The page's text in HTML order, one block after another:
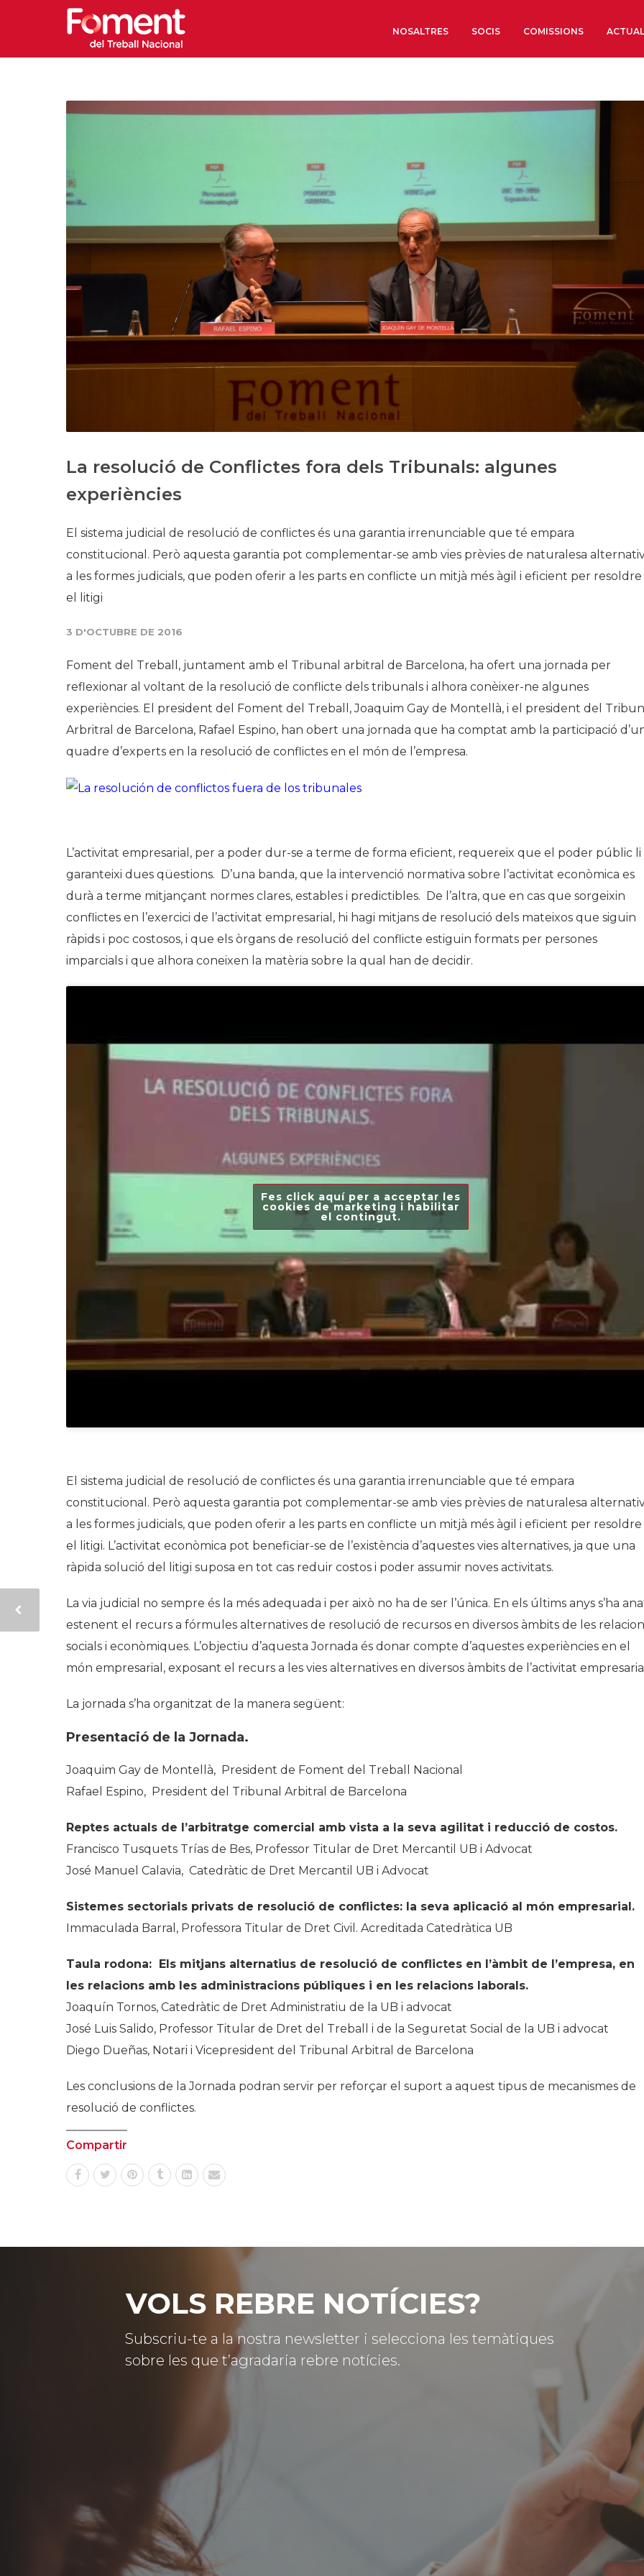
NOSALTRES
Institut d’Estudis
Econòmics i Socials
Organitzacions
Coneix més
Història
Galeria de Presidents
SOCIS COMISSIONS
La resolució de Conflictes fora dels Tribunals: algunes
experiències
​El sistema judicial de resolució de conflictes és una garantia irrenunciable que té empara
constitucional. Però aquesta garantia pot complementar-se amb vies prèvies de naturalesa
a les formes judicials, que poden oferir a les parts en conflicte un mitjà més àgil i eficient per resoldre
el litigi
3 D'OCTUBRE DE 2016
Foment del Treball, juntament amb el Tribunal arbitral de Barcelona, ha ofert una jornada per
reflexionar al voltant de la resolució de conflicte dels tribunals i alhora conèixer-ne algunes
experiències. El president del Foment del Treball, Joaquim Gay de Montellà, i el president del
Arbritral de Barcelona, Rafael Espino, han obert una jornada que ha comptat amb la participació
quadre d’experts en la resolució de conflictes en el món de l’empresa.
L’activitat empresarial, per a poder dur-se a terme de forma eficient, requereix que el poder públic li
garanteixi dues qüestions. D’una banda, que la intervenció normativa sobre l’activitat econòmica es
durà a terme mitjançant normes clares, estables i predictibles. De l’altra, que en cas que sorgeixin
conflictes en l’exercici de l’activitat empresarial, hi hagi mitjans de resolució dels mateixos que siguin
ràpids i poc costosos, i que els òrgans de resolució del conflicte estiguin formats per persones
imparcials i que alhora coneixen la matèria sobre la qual han de decidir.
Fes click aquí per a acceptar les
cookies de marketing i habilitar
el contingut.
El sistema judicial de resolució de conflictes és una garantia irrenunciable que té empara
constitucional. Però aquesta garantia pot complementar-se amb vies prèvies de naturalesa
a les formes judicials, que poden oferir a les parts en conflicte un mitjà més àgil i eficient per resoldre
el litigi. L’activitat econòmica pot beneficiar-se de l’existència d’aquestes vies alternatives, ja que una
ràpida solució del litigi suposa en tot cas reduir costos i poder assumir noves activitats.
La via judicial no sempre és la més adequada i per això no ha de ser l’única. En els últims anys s’ha
estenent el recurs a fórmules alternatives de resolució de recursos en diversos àmbits de les
socials i econòmiques. L’objectiu d’aquesta Jornada és donar compte d’aquestes experiències en el
món empresarial, exposant el recurs a les vies alternatives en diversos àmbits de l’activitat
La jornada s’ha organitzat de la manera següent:
Presentació de la Jornada.
Joaquim Gay de Montellà, President de Foment del Treball Nacional
Rafael Espino, President del Tribunal Arbitral de Barcelona
Reptes actuals de l’arbitratge comercial amb vista a la seva agilitat i reducció de costos.
Francisco Tusquets Trías de Bes, Professor Titular de Dret Mercantil UB i Advocat
José Manuel Calavia, Catedràtic de Dret Mercantil UB i Advocat
Sistemes sectorials privats de resolució de conflictes: la seva aplicació al món empresarial.
Immaculada Barral, Professora Titular de Dret Civil. Acreditada Catedràtica UB
Taula rodona: Els mitjans alternatius de resolució de conflictes en l’àmbit de l’empresa, en
les relacions amb les administracions públiques i en les relacions laborals.
Joaquín Tornos, Catedràtic de Dret Administratiu de la UB i advocat
José Luis Salido, Professor Titular de Dret del Treball i de la Seguretat Social de la UB i advocat
Diego Dueñas, Notari i Vicepresident del Tribunal Arbitral de Barcelona
Les conclusions de la Jornada podran servir per reforçar el suport a aquest tipus de mecanismes de
resolució de conflictes.
Compartir
VOLS REBRE NOTÍCIES?
Subscriu-te a la nostra newsletter i selecciona les temàtiques
sobre les que t’agradaria rebre notícies.